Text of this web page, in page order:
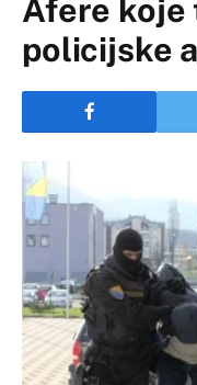
Afere koje
policijske